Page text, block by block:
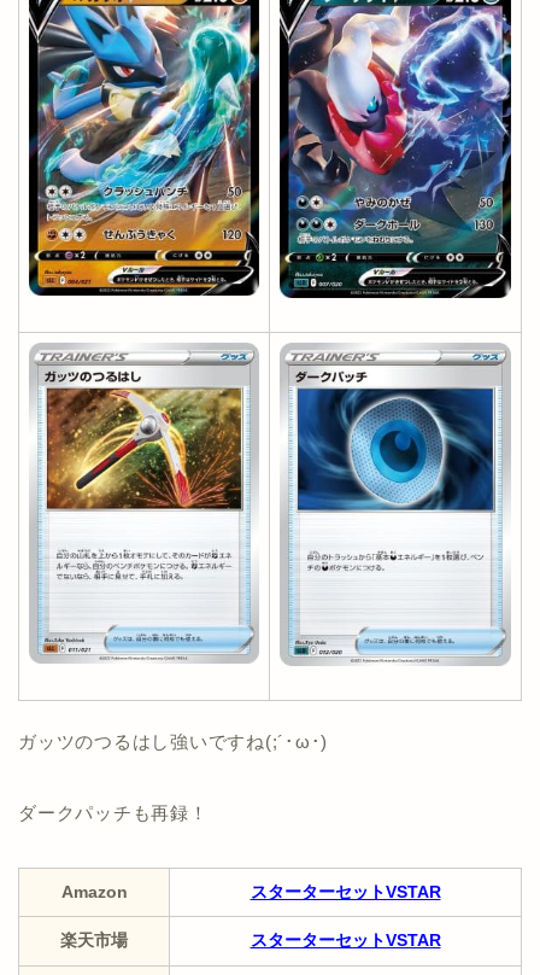
ガッツのつるはし強いですね(;´･ω･)
ダークパッチも再録！
Amazon スターターセットVSTAR
楽天市場 スターターセットVSTAR